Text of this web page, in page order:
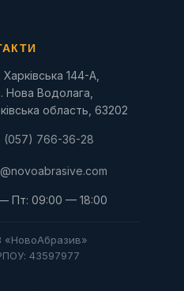
Харківська 144-А,
Нова Водолага,
область, 63202
(057) 766-36-28
Пт: 09:00 — 18:00
«НовоАбразив»
43597977